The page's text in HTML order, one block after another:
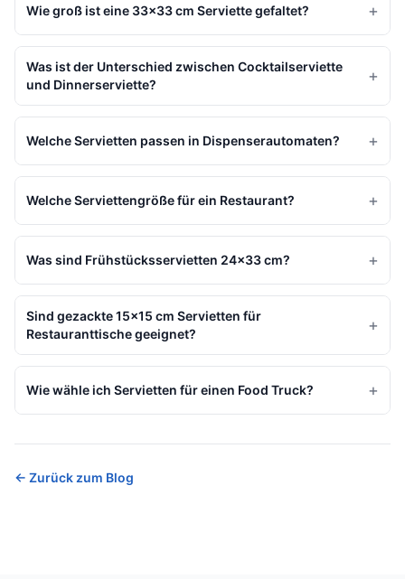
Wie groß ist eine 33×33 cm Serviette gefaltet? +
Was ist der Unterschied zwischen Cocktailserviette
und Dinnerserviette?
+
Welche Servietten passen in Dispenserautomaten? +
Welche Serviettengröße für ein Restaurant? +
Was sind Frühstücksservietten 24×33 cm? +
Sind gezackte 15×15 cm Servietten für
Restauranttische geeignet?
+
Wie wähle ich Servietten für einen Food Truck? +
← Zurück zum Blog